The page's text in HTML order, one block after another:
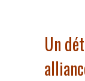
Un